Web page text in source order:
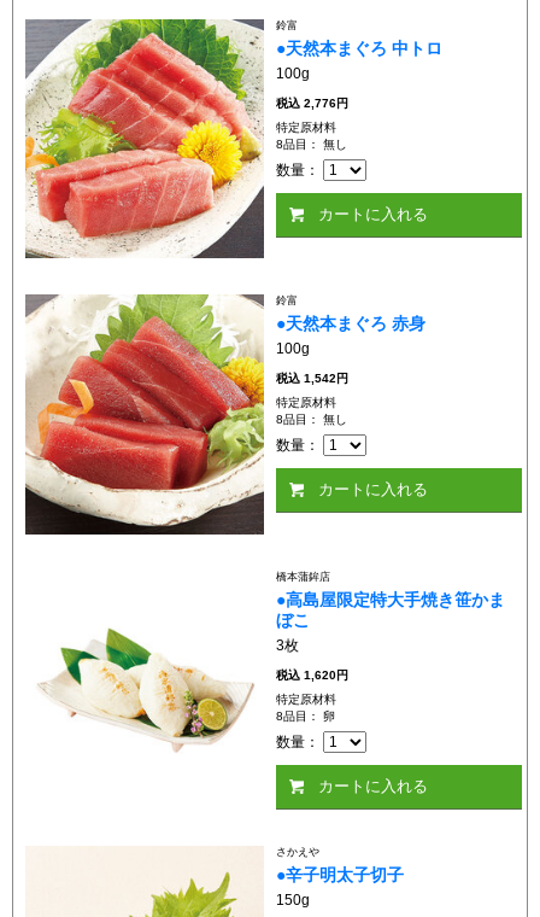
鈴富
●天然本まぐろ 中トロ
100g
税込2,776円
特定原材料
8品目： 無し
数量：
カートに入れる
鈴富
●天然本まぐろ 赤身
100g
税込1,542円
特定原材料
8品目： 無し
数量：
カートに入れる
橋本蒲鉾店
●高島屋限定特大手焼き笹かま
ぼこ
3枚
税込1,620円
特定原材料
8品目： 卵
数量：
カートに入れる
さかえや
●辛子明太子切子
150g